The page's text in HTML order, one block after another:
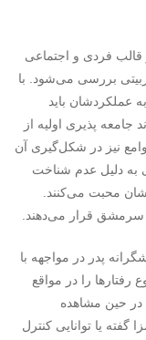
قالب فردی و اجتماعی
بررسی می‌شود. با
عملکردشان باید
جامعه پذیری اولیه از
نیز در شکل‌گیری آن
به دلیل عدم شناخت
محبت می‌کنند.
را سرمشق‌ قرار می‌دهند.
پدر در مواجهه با
رفتارها را در مواقع
در حین مشاهده
گفته یا توانایی کنترل